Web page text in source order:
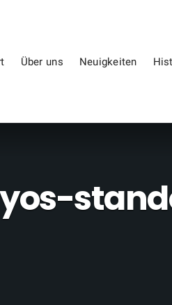
Über uns Neuigkeiten